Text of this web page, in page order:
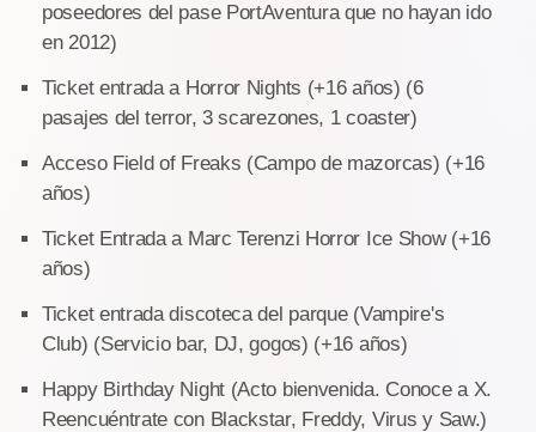
poseedores del pase PortAventura que no hayan ido
en 2012)
Ticket entrada a Horror Nights (+16 años) (6
pasajes del terror, 3 scarezones, 1 coaster)
Acceso Field of Freaks (Campo de mazorcas) (+16
años)
Ticket Entrada a Marc Terenzi Horror Ice Show (+16
años)
Ticket entrada discoteca del parque (Vampire's
Club) (Servicio bar, DJ, gogos) (+16 años)
Happy Birthday Night (Acto bienvenida. Conoce a X.
Reencuéntrate con Blackstar, Freddy, Virus y Saw.)